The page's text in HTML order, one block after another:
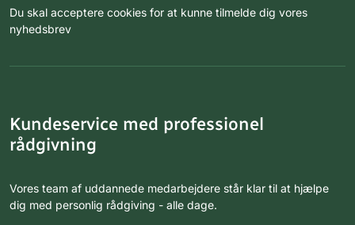
Du skal acceptere cookies for at kunne tilmelde dig vores
nyhedsbrev
Kundeservice med professionel
rådgivning
Vores team af uddannede medarbejdere står klar til at hjælpe
dig med personlig rådgiving - alle dage.